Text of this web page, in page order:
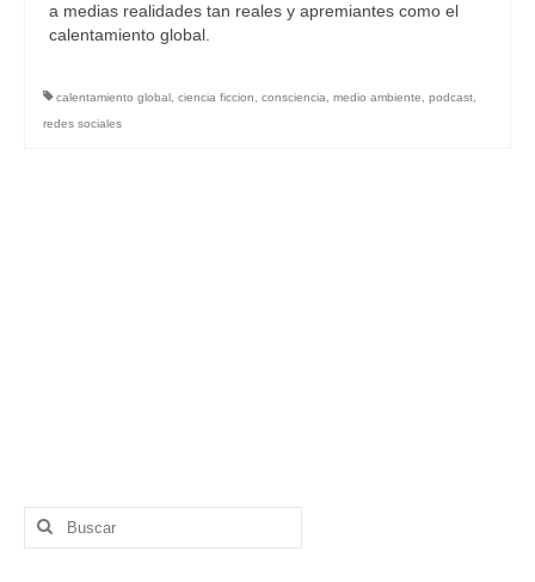
a medias realidades tan reales y apremiantes como el
calentamiento global.
calentamiento global , ciencia ficcion, consciencia, medio ambiente, podcast,
redes sociales
Buscar